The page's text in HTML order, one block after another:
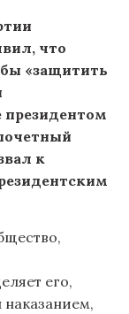
что
«защитить
к
его,